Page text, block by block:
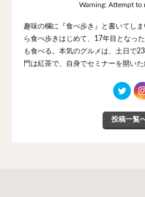
Warning: Attempt to
趣味の欄に『食べ歩き』と書いてし
ら食べ歩きはじめて、17年目となっ
も食べる。本気のグルメは、土日で
門は紅茶で、自身でセミナーを開いた
投稿一覧